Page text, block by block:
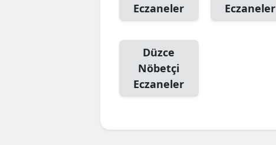
Eczaneler
Eczaneler
Düzce
Nöbetçi
Eczaneler